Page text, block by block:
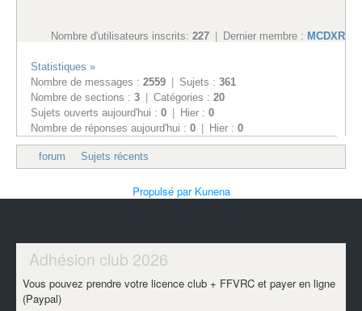
Nombre d'utilisateurs inscrits: 227 Dernier membre : MCDXR5
Statistiques »
Nombre de messages : 2559 Sujets : 361
Nombre de sections : 3 Catégories : 20
Sujets ouverts aujourd'hui : 0 Hier : 0
Nombre de réponses aujourd'hui : 0 Hier : 0
forum Sujets récents
Propulsé par Kunena
Adhésion club 2026
Vous pouvez prendre votre licence club + FFVRC et payer en ligne
(Paypal)